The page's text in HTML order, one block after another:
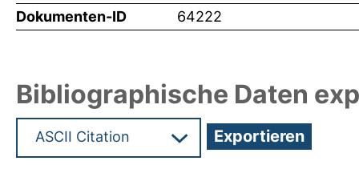
Dokumenten-ID 64222
Bibliographische Daten